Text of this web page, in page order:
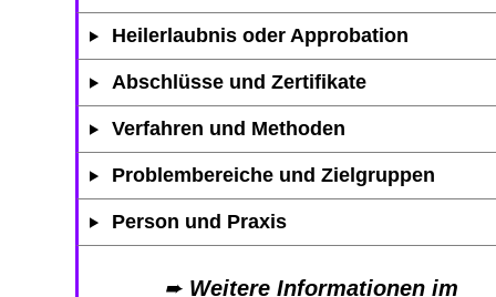
Heilerlaubnis oder Approbation
Abschlüsse und Zertifikate
Verfahren und Methoden
Problembereiche und Zielgruppen
Person und Praxis
➨ Weitere Informationen im